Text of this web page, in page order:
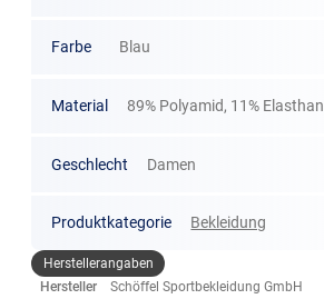
Farbe Blau
Material 89% Polyamid, 11% Elasthan
Geschlecht Damen
Produktkategorie Bekleidung
Herstellerangaben
Hersteller
Schöffel Sportbekleidung GmbH